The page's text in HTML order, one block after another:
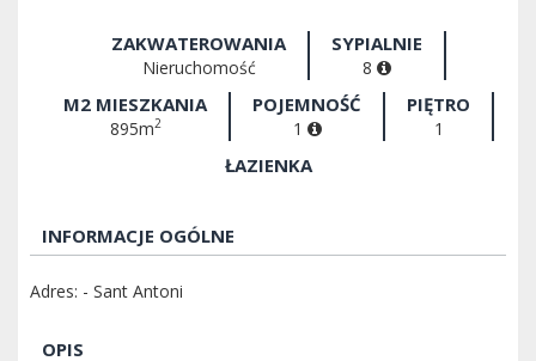
ZAKWATEROWANIA
Nieruchomość
SYPIALNIE
8
M2 MIESZKANIA
895m2
POJEMNOŚĆ
1
PIĘTRO
1
ŁAZIENKA
INFORMACJE OGÓLNE
Adres: - Sant Antoni
OPIS